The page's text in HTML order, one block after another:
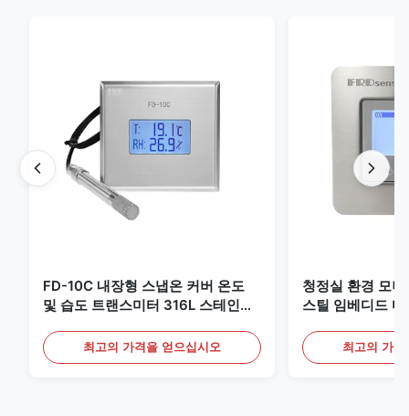
FD-10C 내장형 스냅온 커버 온도
및 습도 트랜스미터 316L 스테인리
최고의 가격을 얻으십시오
청정실 환경 모
스틸 임베디드
최고의 가